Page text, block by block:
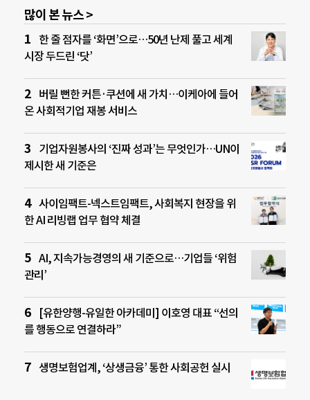
많이 본 뉴스 >
한 줄 점자를 ‘화면’으로…50년 난제 풀고 세계
시장 두드린 ‘닷’
버릴 뻔한 커튼·쿠션에 새 가치…이케아에 들어
온 사회적기업 재봉 서비스
기업자원봉사의 ‘진짜 성과’는 무엇인가…UN이
제시한 새 기준은
사이임팩트-넥스트임팩트, 사회복지 현장을 위
한 AI 리빙랩 업무 협약 체결
AI, 지속가능경영의 새 기준으로…기업들 ‘위험
관리’
[유한양행-유일한 아카데미] 이호영 대표 “선의
를 행동으로 연결하라”
생명보험업계, ‘상생금융’ 통한 사회공헌 실시